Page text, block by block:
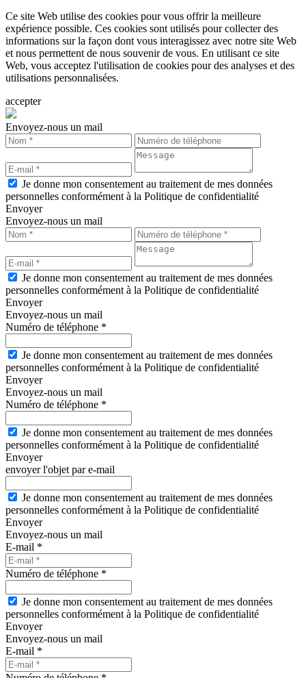
Ce site Web utilise des cookies pour vous offrir la meilleure
expérience possible. Ces cookies sont utilisés pour collecter des
informations sur la façon dont vous interagissez avec notre site Web
et nous permettent de nous souvenir de vous. En utilisant ce site
Web, vous acceptez l'utilisation de cookies pour des analyses et des
utilisations personnalisées.
accepter
Envoyez-nous un mail
Je donne mon consentement au traitement de mes données
personnelles conformément à la Politique de confidentialité
Envoyer
Envoyez-nous un mail
Je donne mon consentement au traitement de mes données
personnelles conformément à la Politique de confidentialité
Envoyer
Envoyez-nous un mail
Numéro de téléphone *
Je donne mon consentement au traitement de mes données
personnelles conformément à la Politique de confidentialité
Envoyer
Envoyez-nous un mail
Numéro de téléphone *
Je donne mon consentement au traitement de mes données
personnelles conformément à la Politique de confidentialité
Envoyer
envoyer l'objet par e-mail
Je donne mon consentement au traitement de mes données
personnelles conformément à la Politique de confidentialité
Envoyer
Envoyez-nous un mail
E-mail *
Numéro de téléphone *
Je donne mon consentement au traitement de mes données
personnelles conformément à la Politique de confidentialité
Envoyer
Envoyez-nous un mail
E-mail *